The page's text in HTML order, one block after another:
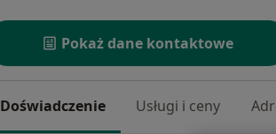
Pokaż dane kontaktowe
Doświadczenie Usługi i ceny